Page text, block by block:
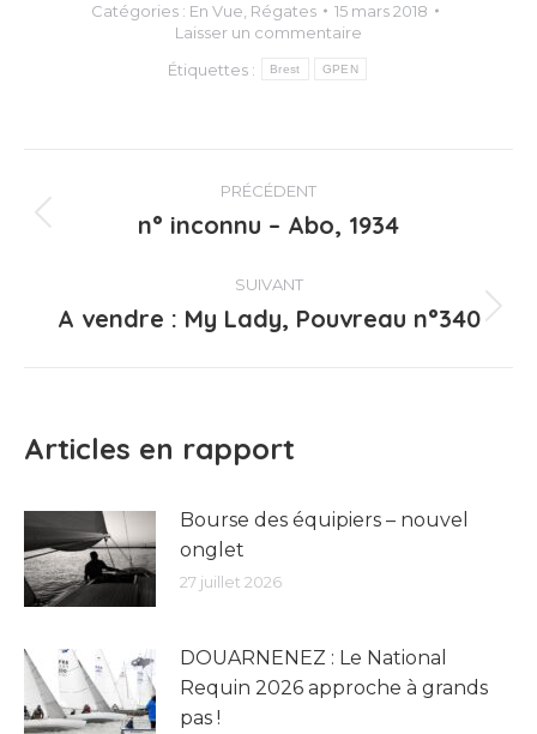
Catégories : En Vue Régates
15 mars 2018
Laisser un commentaire
Étiquettes :
Brest GPEN
Navigation
article
PRÉCÉDENT
Article
:
n° inconnu – Abo, 1934
SUIVANT
Article
A vendre : My Lady, Pouvreau n°340
Articles en rapport
Bourse des équipiers – nouvel
onglet
27 juillet 2026
DOUARNENEZ : Le National
Requin 2026 approche à grands
pas !